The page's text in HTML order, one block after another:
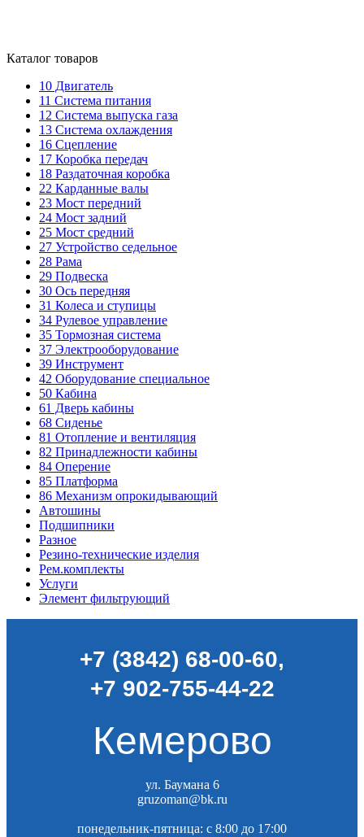
Каталог товаров
10 Двигатель
11 Система питания
12 Система выпуска газа
13 Система охлаждения
16 Сцепление
17 Коробка передач
18 Раздаточная коробка
22 Карданные валы
23 Мост передний
24 Мост задний
25 Мост средний
27 Устройство седельное
28 Рама
29 Подвеска
30 Ось передняя
31 Колеса и ступицы
34 Рулевое управление
35 Тормозная система
37 Электрооборудование
39 Инструмент
42 Оборудование специальное
50 Кабина
61 Дверь кабины
68 Сиденье
81 Отопление и вентиляция
82 Принадлежности кабины
84 Оперение
85 Платформа
86 Механизм опрокидывающий
Автошины
Подшипники
Разное
Резино-технические изделия
Рем.комплекты
Услуги
Элемент фильтрующий
+7 (3842) 68-00-60,
+7 902-755-44-22
Кемерово
ул. Баумана 6
gruzoman@bk.ru
понедельник-пятница: c 8:00 до 17:00